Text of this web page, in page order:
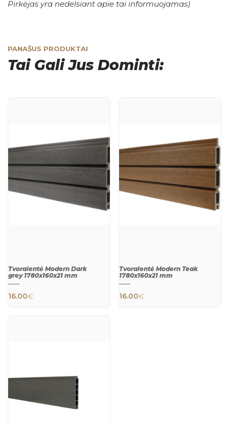
Pirkėjas yra nedelsiant apie tai informuojamas)
PANAŠUS PRODUKTAI
Tai Gali Jus Dominti:
Tvoralentė Modern Dark
grey 1780x160x21 mm
16.00€
Tvoralentė Modern Teak
1780x160x21 mm
16.00€